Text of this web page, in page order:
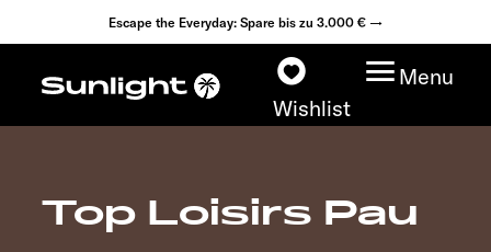
Escape the Everyday: Spare bis zu 3.000 € →
Wishlist
Menu
Modelle
Top Loisirs Pau